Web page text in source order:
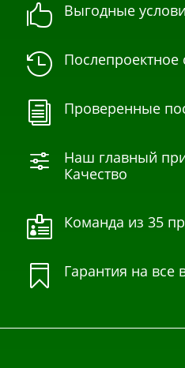
 Выгодные
 Послепроектное
i Проверенные
f
Наш главный
Качество
 Команда из 35
 Гарантия на все